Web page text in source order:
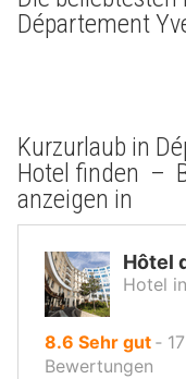
Département
Kurzurlaub in
Hotel finden –
anzeigen in
Hôtel
Hotel
8.6 von
10,
Sehr gut ‐ 17
Bewertungen